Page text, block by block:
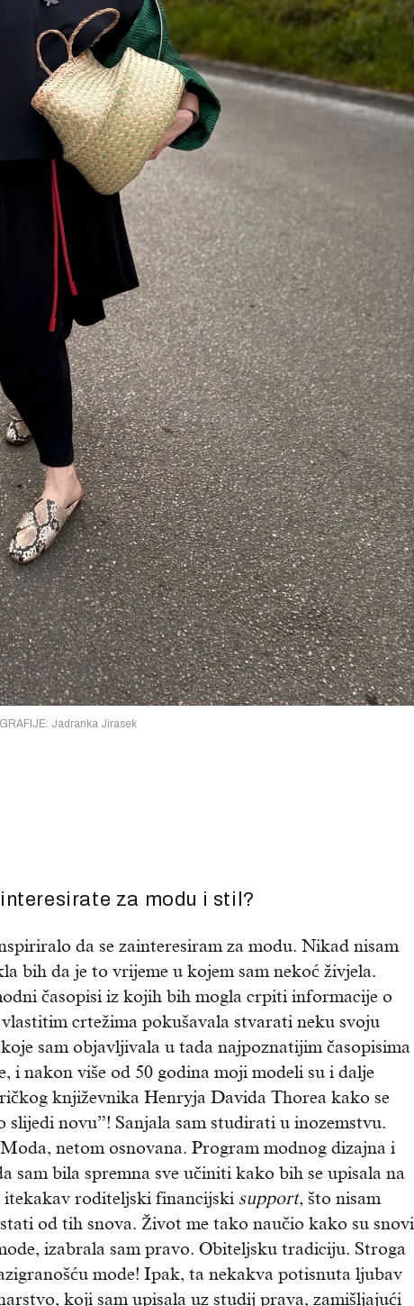
Jadranka Jirasek
za modu i stil?
da se zainteresiram za modu. Nikad nisam
bih da je to vrijeme u kojem sam nekoć živjela.
časopisi iz kojih bih mogla crpiti informacije o
crtežima pokušavala stvarati neku svoju
sam objavljivala u tada najpoznatijim časopisima
i nakon više od 50 godina moji modeli su i dalje
književnika Henryja Davida Thorea kako se
novu”! Sanjala sam studirati u inozemstvu.
netom osnovana. Program modnog dizajna i
bila spremna sve učiniti kako bih se upisala na
roditeljski financijski support, što nisam
od tih snova. Život me tako naučio kako su snovi
izabrala sam pravo. Obiteljsku tradiciju. Stroga
mode! Ipak, ta nekakva potisnuta ljubav
koji sam upisala uz studij prava, zamišljajući